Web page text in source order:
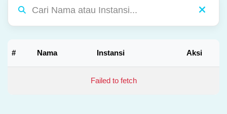
# Nama Instansi Aksi
Failed to fetch